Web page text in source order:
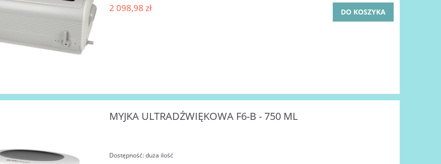
2 098,98 zł DO KOSZYKA
MYJKA ULTRADŹWIĘKOWA F6-B - 750 ML
Dostępność:duża ilość